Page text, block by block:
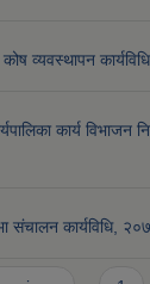
व्यवस्थापन
कार्य विभाजन
संचालन कार्यविधि,